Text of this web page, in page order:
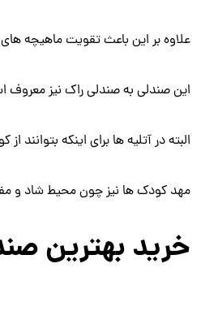
علاوه بر این باعث تقویت ماهیچه
این صندلی به صندلی راک نیز معروف
البته در آتلیه ها برای اینکه
مهد کودک ها نیز چون محیط شاد و
خرید بهترین